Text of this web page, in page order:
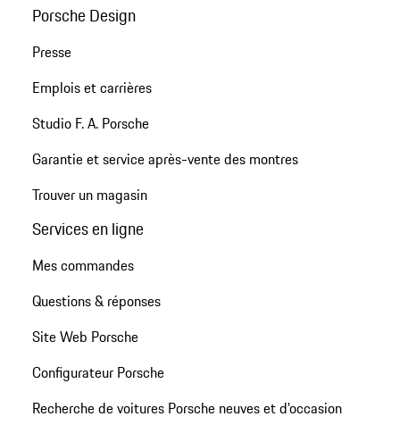
Porsche Design
Presse
Emplois et carrières
Studio F. A. Porsche
Garantie et service après-vente des montres
Trouver un magasin
Services en ligne
Mes commandes
Questions & réponses
Site Web Porsche
Configurateur Porsche
Recherche de voitures Porsche neuves et d'occasion